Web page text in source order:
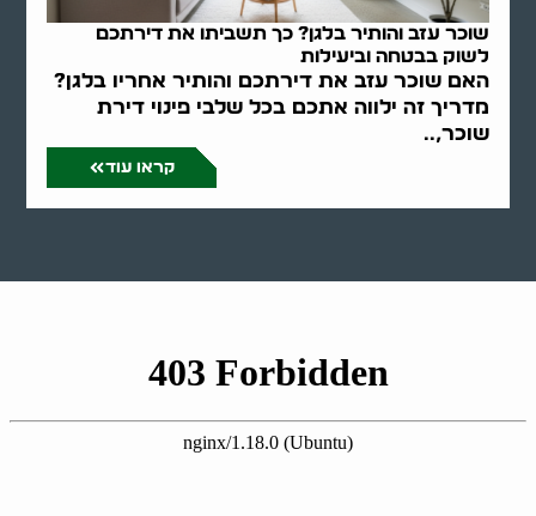
שוכר עזב והותיר בלגן? כך תשביתו את דירתכם
לשוק בבטחה וביעילות
האם שוכר עזב את דירתכם והותיר אחריו בלגן?
מדריך זה ילווה אתכם בכל שלבי פינוי דירת
שוכר,..
קראו עוד